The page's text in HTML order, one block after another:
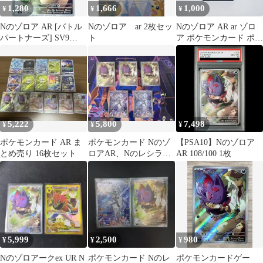
¥ 1,280
Nのゾロア AR [バトル
パートナーズ] SV9
ポケカ
¥ 1,666
Nのゾロア ar 2枚セッ
ト
¥ 1,000
Nのゾロア AR ar ゾロ
ア ポケモンカード ポケ
モン 美品
¥5,222
ポケモンカード AR ま
とめ売り 16枚セット
¥5,800
ポケモンカード Nのゾ
ロアAR、Nのレシラム
AR ５枚セット
¥7,498
【PSA10】Nのゾロア
AR 108/100 1枚
¥5,999
Nのゾロアークex UR N
¥2,500
ポケモンカード Nのレ
¥980
ポケモンカードゲー